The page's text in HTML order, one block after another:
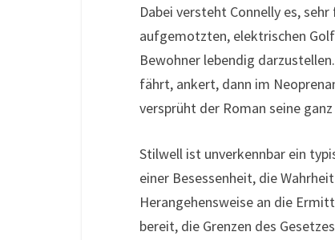
Dabei versteht Connelly es,
aufgemotzten, elektrischen
Bewohner lebendig
fährt, ankert, dann im
versprüht der Roman seine
Stilwell ist unverkennbar ein
einer Besessenheit, die
Herangehensweise an die
bereit, die Grenzen des